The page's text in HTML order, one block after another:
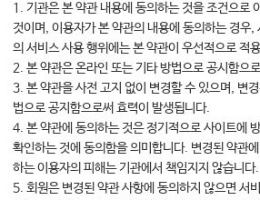
1. 기관은 본 약관 내용에 동의하는 것을 조건으로
것이며, 이용자가 본 약관의 내용에 동의하는 경우,
의 서비스 사용 행위에는 본 약관이 우선적으로 적
2. 본 약관은 온라인 또는 기타 방법으로 공시함으
3. 본 약관을 사전 고지 없이 변경할 수 있으며, 변
법으로 공지함으로써 효력이 발생됩니다.
4. 본 약관에 동의하는 것은 정기적으로 사이트에
확인하는 것에 동의함을 의미합니다. 변경된 약관
하는 이용자의 피해는 기관에서 책임지지 않습니다.
5. 회원은 변경된 약관 사항에 동의하지 않으면 서